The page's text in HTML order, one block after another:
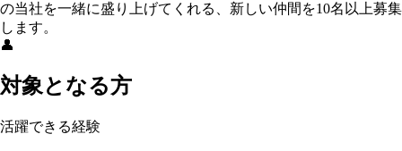
の当社を一緒に盛り上げてくれる、新しい仲間を10名以上募集
します。
👤
対象となる方
活躍できる経験